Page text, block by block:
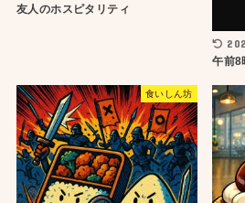
友人のホスピタリティ
午前8
食いしん坊